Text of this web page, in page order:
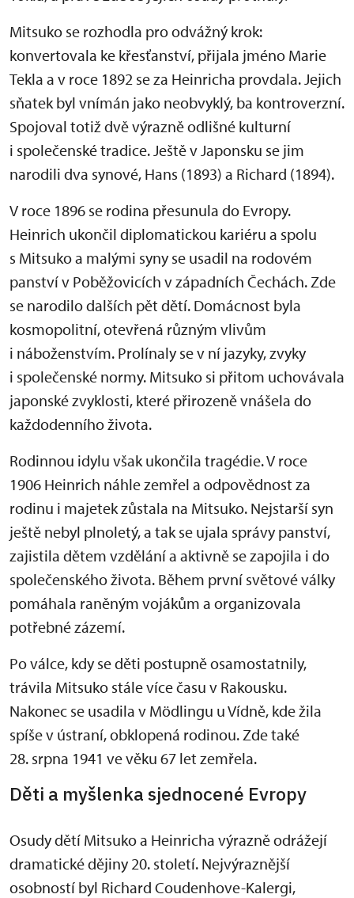
Mitsuko se rozhodla pro odvážný krok:
konvertovala ke křesťanství, přijala jméno Marie
Tekla a v roce 1892 se za Heinricha provdala. Jejich
sňatek byl vnímán jako neobvyklý, ba kontroverzní.
Spojoval totiž dvě výrazně odlišné kulturní
i společenské tradice. Ještě v Japonsku se jim
narodili dva synové, Hans (1893) a Richard (1894).
V roce 1896 se rodina přesunula do Evropy.
Heinrich ukončil diplomatickou kariéru a spolu
s Mitsuko a malými syny se usadil na rodovém
panství v Poběžovicích v západních Čechách. Zde
se narodilo dalších pět dětí. Domácnost byla
kosmopolitní, otevřená různým vlivům
i náboženstvím. Prolínaly se v ní jazyky, zvyky
i společenské normy. Mitsuko si přitom uchovávala
japonské zvyklosti, které přirozeně vnášela do
každodenního života.
Rodinnou idylu však ukončila tragédie. V roce
1906 Heinrich náhle zemřel a odpovědnost za
rodinu i majetek zůstala na Mitsuko. Nejstarší syn
ještě nebyl plnoletý, a tak se ujala správy panství,
zajistila dětem vzdělání a aktivně se zapojila i do
společenského života. Během první světové války
pomáhala raněným vojákům a organizovala
potřebné zázemí.
Po válce, kdy se děti postupně osamostatnily,
trávila Mitsuko stále více času v Rakousku.
Nakonec se usadila v Mödlingu u Vídně, kde žila
spíše v ústraní, obklopená rodinou. Zde také
28. srpna 1941 ve věku 67 let zemřela.
Děti a myšlenka sjednocené Evropy
Osudy dětí Mitsuko a Heinricha výrazně odrážejí
dramatické dějiny 20. století. Nejvýraznější
osobností byl Richard Coudenhove-Kalergi,